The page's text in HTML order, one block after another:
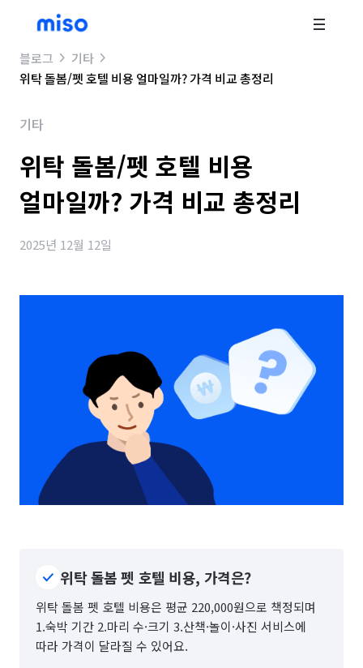
블로그
기타
위탁 돌봄/펫 호텔 비용 얼마일까? 가격 비교 총정리
기타
위탁 돌봄/펫 호텔 비용
얼마일까? 가격 비교 총정리
2025년 12월 12일
위탁 돌봄 펫 호텔 비용, 가격은?
위탁 돌봄 펫 호텔 비용은 평균 220,000원으로 책정되며
1.숙박 기간 2.마리 수·크기 3.산책·놀이·사진 서비스에
따라 가격이 달라질 수 있어요.